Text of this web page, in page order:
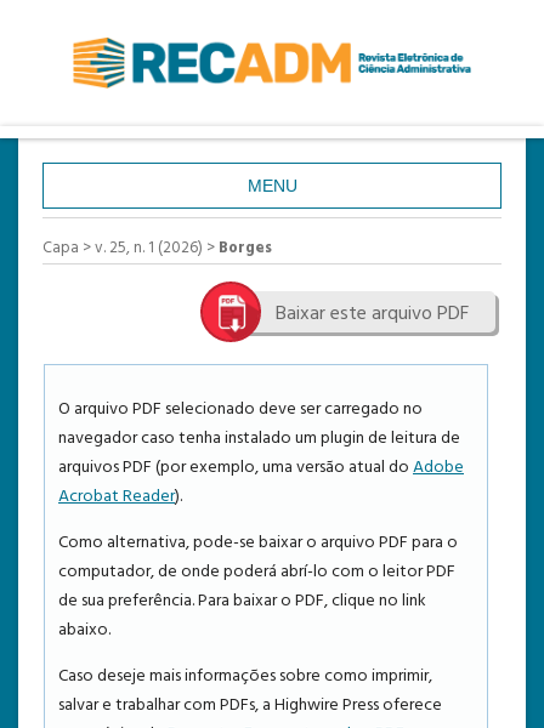
MENU
CAPA
SOBRE
CADASTRO
PESQUISA
ATUAL
ANTERIORES
ESTATÍSTICAS
TEMPLATE DE SUBMISSÃO
Capa >v. 25, n. 1 (2026) >Borges
Baixar este arquivo PDF
O arquivo PDF selecionado deve ser carregado no
navegador caso tenha instalado um plugin de leitura de
arquivos PDF (por exemplo, uma versão atual doAdobe
Acrobat Reader).
Como alternativa, pode-se baixar o arquivo PDF para o
computador, de onde poderá abrí-lo com o leitor PDF
de sua preferência. Para baixar o PDF, clique no link
abaixo.
Caso deseje mais informações sobre como imprimir,
salvar e trabalhar com PDFs, a Highwire Press oferece